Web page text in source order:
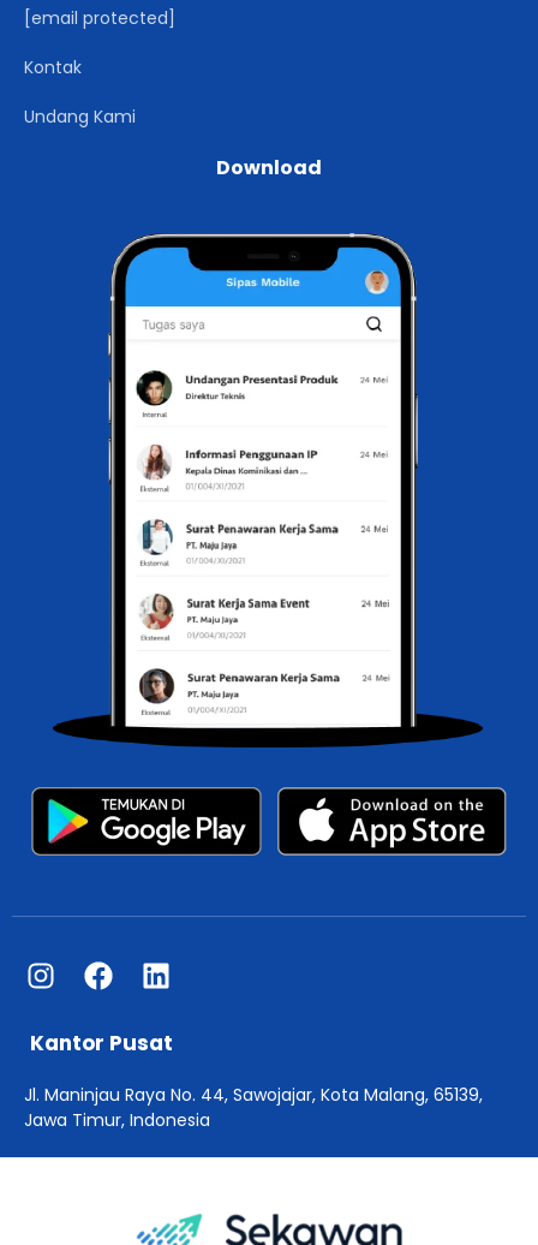
[email protected]
Kontak
Undang Kami
Download
Kantor Pusat
Jl. Maninjau Raya No. 44, Sawojajar, Kota Malang, 65139,
Jawa Timur, Indonesia